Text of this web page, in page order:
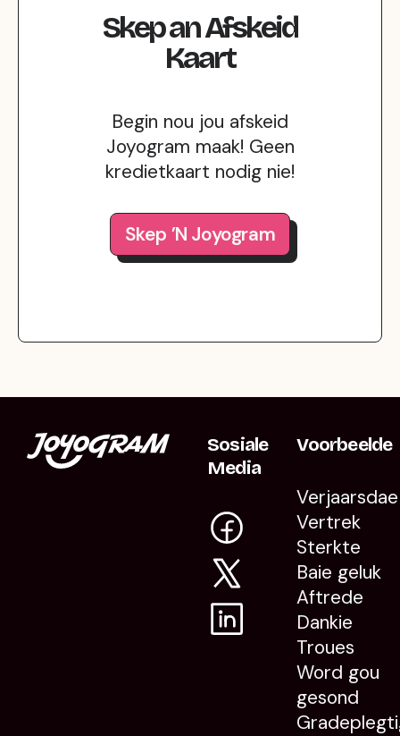
SkepanAfskeid
Kaart
Begin nou jou afskeid
Joyogram maak! Geen
kredietkaart nodig nie!
Skep ’n Joyogram
Sosiale
Media
Voorbeelde
Verjaarsdae
Vertrek
Sterkte
Baie geluk
Aftrede
Dankie
Troues
Word gou
gesond